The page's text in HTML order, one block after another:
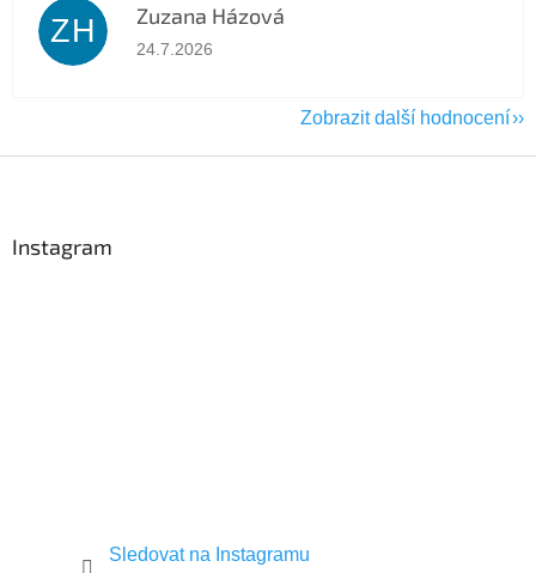
ZH Zuzana Házová
Hodnocení obchodu je 5 z 5 hvězdiček.
24.7.2026
Zobrazit další hodnocení
Instagram
Sledovat na Instagramu